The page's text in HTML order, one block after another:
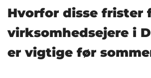
Hvorfor disse frister
virksomhedsejere i
er vigtige før